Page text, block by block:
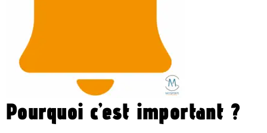
Pourquoi c’est important ?